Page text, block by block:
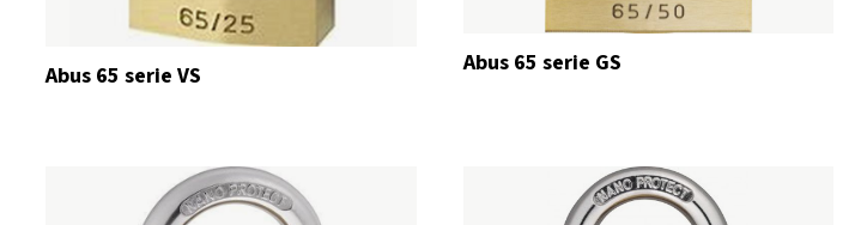
Abus 65 serie VS Abus 65 serie GS